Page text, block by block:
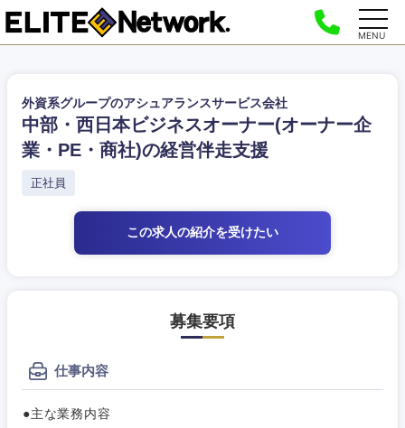
MENU
外資系グループのアシュアランスサービス会社
中部・西日本ビジネスオーナー(オーナー企
業・PE・商社)の経営伴走支援
正社員
この求人の紹介を受けたい
募集要項
仕事内容
●主な業務内容